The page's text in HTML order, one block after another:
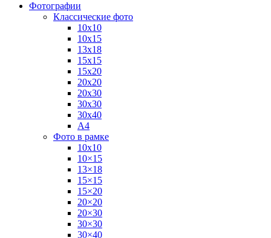
Фотографии
Классические фото
10х10
10х15
13х18
15х15
15х20
20х20
20х30
30х30
30х40
А4
Фото в рамке
10х10
10×15
13×18
15×15
15×20
20×20
20×30
30×30
30×40